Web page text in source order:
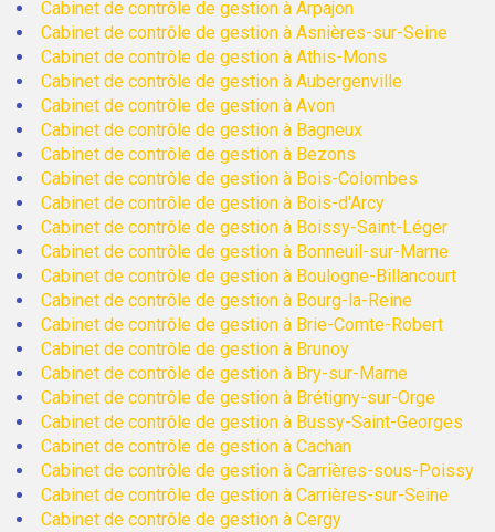
Cabinet de contrôle de gestion à Arpajon
Cabinet de contrôle de gestion à Asnières-sur-Seine
Cabinet de contrôle de gestion à Athis-Mons
Cabinet de contrôle de gestion à Aubergenville
Cabinet de contrôle de gestion à Avon
Cabinet de contrôle de gestion à Bagneux
Cabinet de contrôle de gestion à Bezons
Cabinet de contrôle de gestion à Bois-Colombes
Cabinet de contrôle de gestion à Bois-d'Arcy
Cabinet de contrôle de gestion à Boissy-Saint-Léger
Cabinet de contrôle de gestion à Bonneuil-sur-Marne
Cabinet de contrôle de gestion à Boulogne-Billancourt
Cabinet de contrôle de gestion à Bourg-la-Reine
Cabinet de contrôle de gestion à Brie-Comte-Robert
Cabinet de contrôle de gestion à Brunoy
Cabinet de contrôle de gestion à Bry-sur-Marne
Cabinet de contrôle de gestion à Brétigny-sur-Orge
Cabinet de contrôle de gestion à Bussy-Saint-Georges
Cabinet de contrôle de gestion à Cachan
Cabinet de contrôle de gestion à Carrières-sous-Poissy
Cabinet de contrôle de gestion à Carrières-sur-Seine
Cabinet de contrôle de gestion à Cergy